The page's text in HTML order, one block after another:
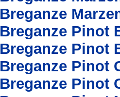
Breganze
Breganze Pinot
Breganze Pinot
Breganze Pinot
Breganze Pinot